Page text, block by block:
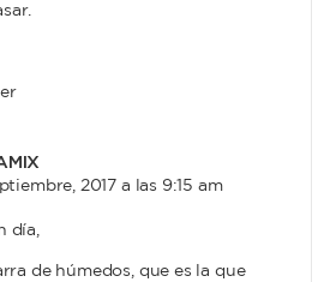
2017 a las 9:15 am
día,
de húmedos, que es la que